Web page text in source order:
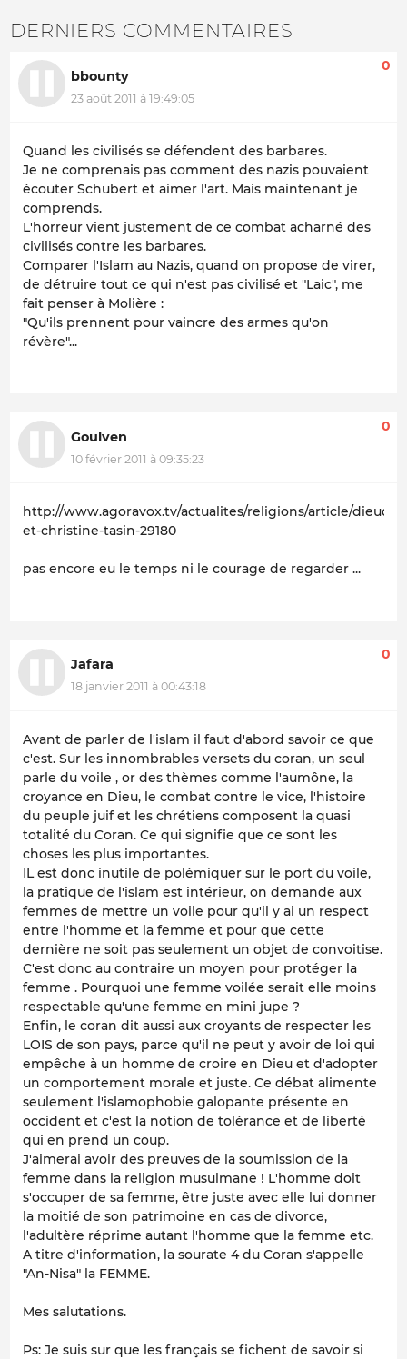
DERNIERS COMMENTAIRES
bbounty
23 août 2011 à 19:49:05
0
Quand les civilisés se défendent des barbares.
Je ne comprenais pas comment des nazis pouvaient
écouter Schubert et aimer l'art. Mais maintenant je
comprends.
L'horreur vient justement de ce combat acharné des
civilisés contre les barbares.
Comparer l'Islam au Nazis, quand on propose de virer,
de détruire tout ce qui n'est pas civilisé et "Laic", me
fait penser à Molière :
"Qu'ils prennent pour vaincre des armes qu'on
révère"...
Goulven
10 février 2011 à 09:35:23
0
http://www.agoravox.tv/actualites/religions/article/
et-christine-tasin-29180
pas encore eu le temps ni le courage de regarder ...
Jafara
18 janvier 2011 à 00:43:18
0
Avant de parler de l'islam il faut d'abord savoir ce que
c'est. Sur les innombrables versets du coran, un seul
parle du voile , or des thèmes comme l'aumône, la
croyance en Dieu, le combat contre le vice, l'histoire
du peuple juif et les chrétiens composent la quasi
totalité du Coran. Ce qui signifie que ce sont les
choses les plus importantes.
IL est donc inutile de polémiquer sur le port du voile,
la pratique de l'islam est intérieur, on demande aux
femmes de mettre un voile pour qu'il y ai un respect
entre l'homme et la femme et pour que cette
dernière ne soit pas seulement un objet de convoitise.
C'est donc au contraire un moyen pour protéger la
femme . Pourquoi une femme voilée serait elle moins
respectable qu'une femme en mini jupe ?
Enfin, le coran dit aussi aux croyants de respecter les
LOIS de son pays, parce qu'il ne peut y avoir de loi qui
empêche à un homme de croire en Dieu et d'adopter
un comportement morale et juste. Ce débat alimente
seulement l'islamophobie galopante présente en
occident et c'est la notion de tolérance et de liberté
qui en prend un coup.
J'aimerai avoir des preuves de la soumission de la
femme dans la religion musulmane ! L'homme doit
s'occuper de sa femme, être juste avec elle lui donner
la moitié de son patrimoine en cas de divorce,
l'adultère réprime autant l'homme que la femme etc.
A titre d'information, la sourate 4 du Coran s'appelle
"An-Nisa" la FEMME.
Mes salutations.
Ps: Je suis sur que les français se fichent de savoir si